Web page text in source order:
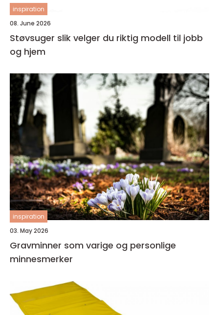
inspiration
08. June 2026
Støvsuger slik velger du riktig modell til jobb
og hjem
inspiration
03. May 2026
Gravminner som varige og personlige
minnesmerker